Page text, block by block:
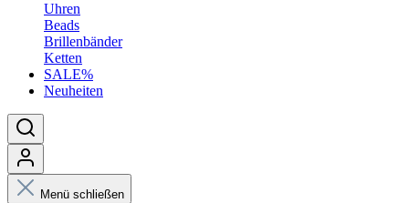
Uhren
Beads
Brillenbänder
Ketten
SALE%
Neuheiten
Menü schließen